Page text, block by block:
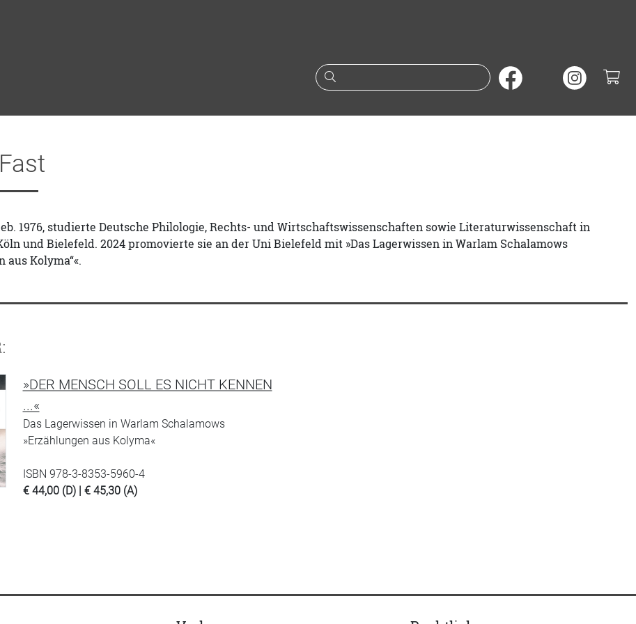
Suche nach Büchern oder
1976, studierte Deutsche Philologie, Rechts- und Wirtschaftswissenschaften sowie Literaturwissenschaft in
und Bielefeld. 2024 promovierte sie an der Uni Bielefeld mit »Das Lagerwissen in Warlam Schalamows
aus Kolyma“«.
»DER MENSCH SOLL ES NICHT KENNEN
...«
Das Lagerwissen in Warlam Schalamows
»Erzählungen aus Kolyma«
ISBN 978-3-8353-5960-4
€ 44,00 (D) | € 45,30 (A)